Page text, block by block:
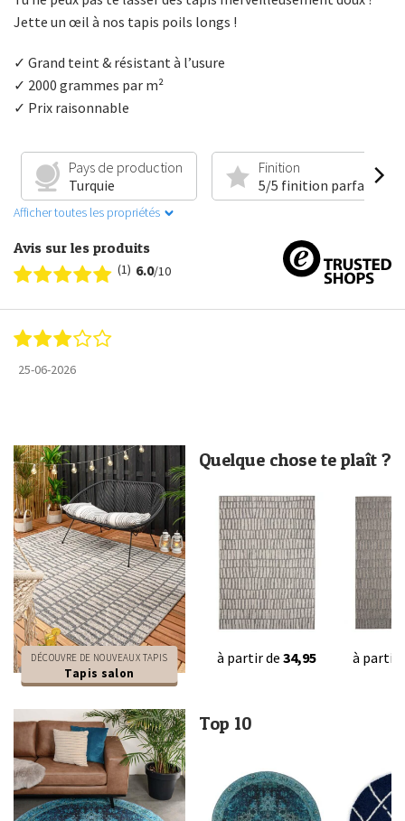
Jette un œil à nos tapis poils longs !
✓ Grand teint & résistant à l’usure
✓ 2000 grammes par m²
✓ Prix raisonnable
Pays de production
Turquie
Finition
5/5 finition parfaite
Afficher toutes les propriétés
Avis sur les produits
(1) 6.0/10
25-06-2026
DÉCOUVRE DE NOUVEAUX TAPIS
Tapis salon
Quelque chose te plaît ?
à partir de 34,95 à partir
Top 10